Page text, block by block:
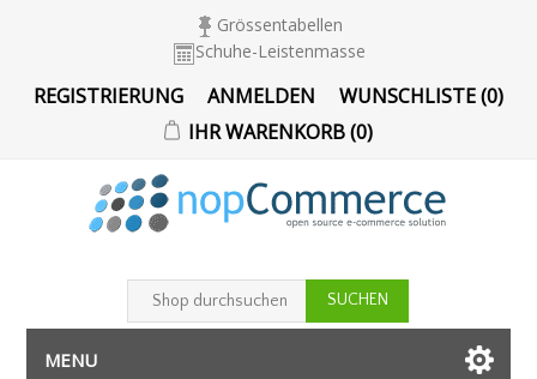
Grössentabellen
Schuhe-Leistenmasse
REGISTRIERUNG ANMELDEN WUNSCHLISTE(0)
IHR WARENKORB(0)
MENU